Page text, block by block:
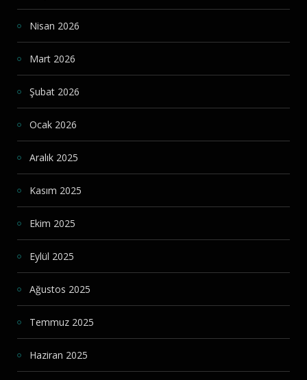
Nisan 2026
Mart 2026
Şubat 2026
Ocak 2026
Aralık 2025
Kasım 2025
Ekim 2025
Eylül 2025
Ağustos 2025
Temmuz 2025
Haziran 2025